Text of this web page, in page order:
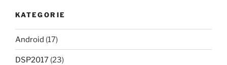
KATEGORIE
Android (17)
DSP2017 (23)